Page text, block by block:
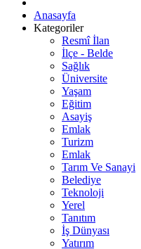
Anasayfa
Kategoriler
Resmî İlan
İlçe - Belde
Sağlık
Üniversite
Yaşam
Eğitim
Asayiş
Emlak
Turizm
Emlak
Tarım Ve Sanayi
Belediye
Teknoloji
Yerel
Tanıtım
İş Dünyası
Yatırım